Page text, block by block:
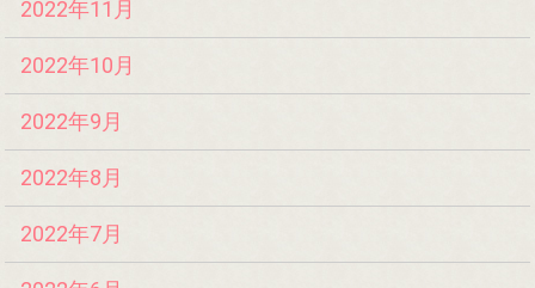
2022年11月
2022年10月
2022年9月
2022年8月
2022年7月